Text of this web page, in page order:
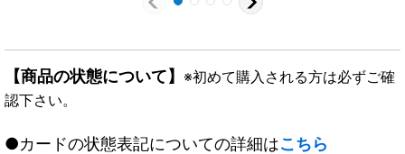
【商品の状態について】 ※初めて購入される方は必ずご確
認下さい。
●カードの状態表記についての詳細はこちら